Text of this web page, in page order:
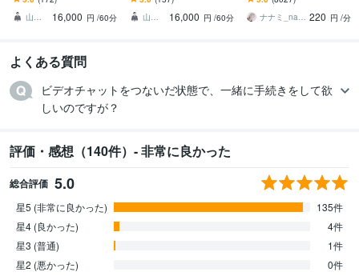
れ、本当に契約して大丈
夫!? 山田ゆうき ＠お金のかかりつけ医
16,000 円 /60分
くと、新たな保険を勧誘
されます！
山田ゆうき ＠お金のかかりつけ医
16,000 円 /60分
ンセリングじゃない、な
んとなく雑談聞いて～
ナナミ_nanami 220 円 /分
よくある質問
ビデオチャットをつないだ状態で、一緒に手続きをして欲
しいのですが？
評価・感想（140件）- 非常に良かった
総合評価 5.0
星5 (非常に良かった)
135件
星4 (良かった)
4件
星3 (普通)
1件
星2 (悪かった)
0件